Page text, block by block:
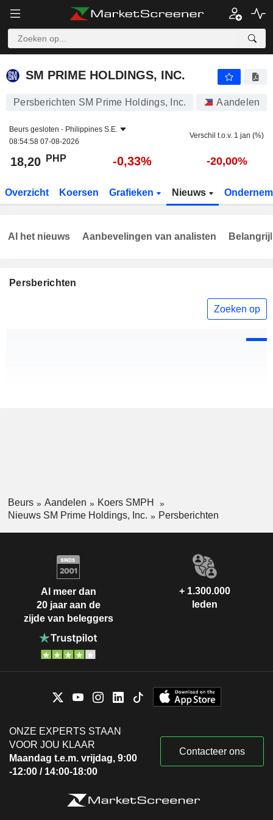
SM PRIME HOLDINGS, INC.
SM PRIME HOLDINGS, INC.
Persberichten SM Prime Holdings, Inc. Aandelen
Beurs gesloten - Philippines S.E.
08:54:58 07-08-2026
Verschil t.o.v. 1 jan (%)
18,20 PHP -0,33% -20,00%
Overzicht Koersen Grafieken Nieuws
Persberichten
Zoeken op
Al het nieuws Aanbevelingen van analisten
Beurs Aandelen
Koers SMPH
Nieuws SM Prime Holdings, Inc.
Persberichten
Al meer dan
20 jaar aan de
zijde van beleggers
+ 1.300.000
leden
ONZE EXPERTS STAAN
VOOR JOU KLAAR
Maandag t.e.m. vrijdag, 9:00
-12:00 / 14:00-18:00
Contacteer ons